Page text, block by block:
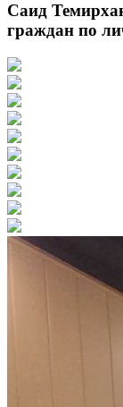
Саид
граждан по